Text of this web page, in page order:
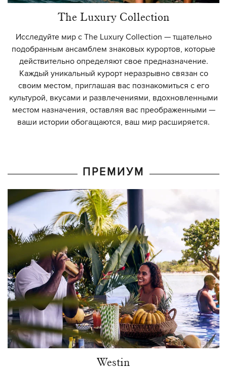
The Luxury Collection
Исследуйте мир с The Luxury Collection — тщательно
подобранным ансамблем знаковых курортов, которые
действительно определяют свое предназначение.
Каждый уникальный курорт неразрывно связан со
своим местом, приглашая вас познакомиться с его
культурой, вкусами и развлечениями, вдохновленными
местом назначения, оставляя вас преображенными —
ваши истории обогащаются, ваш мир расширяется.
ПРЕМИУМ
Westin